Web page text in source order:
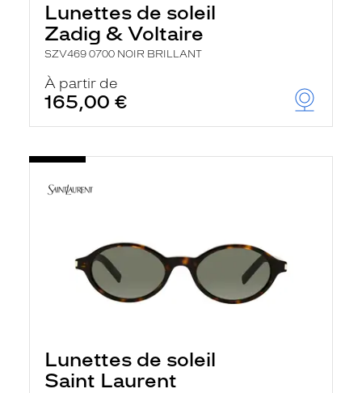
Lunettes de soleil
Zadig & Voltaire
SZV469 0700 NOIR BRILLANT
À partir de
165,00 €
Lunettes de soleil
Saint Laurent